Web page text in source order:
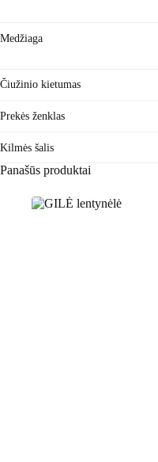
Medžiaga
Čiužinio kietumas
Prekės ženklas
Kilmės šalis
Panašūs produktai